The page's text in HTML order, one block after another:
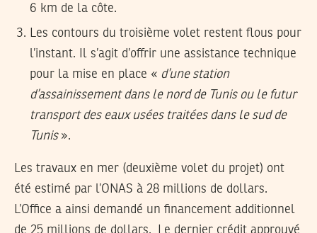
6 km de la côte.
Les contours du troisième volet restent flous pour
l’instant. Il s’agit d’offrir une assistance technique
pour la mise en place « d’une station
d’assainissement dans le nord de Tunis ou le futur
transport des eaux usées traitées dans le sud de
Tunis ».
Les travaux en mer (deuxième volet du projet) ont
été estimé par l’ONAS à 28 millions de dollars.
L’Office a ainsi demandé un financement additionnel
de 25 millions de dollars. Le dernier crédit approuvé